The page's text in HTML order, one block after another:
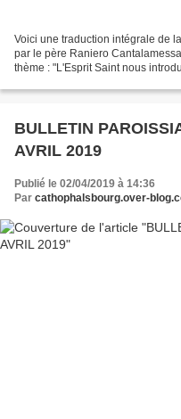
Voici une traduction intégrale de
par le père Raniero
thème : "L'Esprit Saint nous
BULLETIN
AVRIL 2019
Publié le 02/04/2019 à 14:36
Par cathophalsbourg.over-